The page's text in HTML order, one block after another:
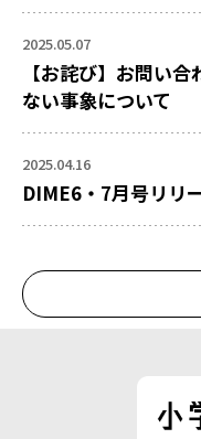
2025.05.07
【お詫び】お問い
ない事象について
2025.04.16
DIME6・7月号リリ